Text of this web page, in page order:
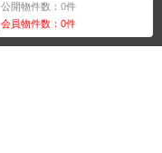
公開物件数：0件
会員物件数：0件